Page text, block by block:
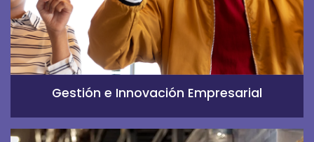
Gestión e Innovación Empresarial